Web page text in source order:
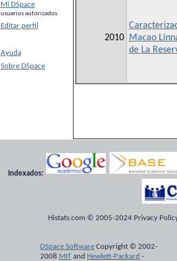
Mi DSpace
usuarios autorizados
Editar perfil
Ayuda
Sobre DSpace
2010 Macao
de La
Indexados:
Histats.com © 2005-2024 Privacy
DSpace Software Copyright © 2002-
2008 MITand Hewlett-Packard -